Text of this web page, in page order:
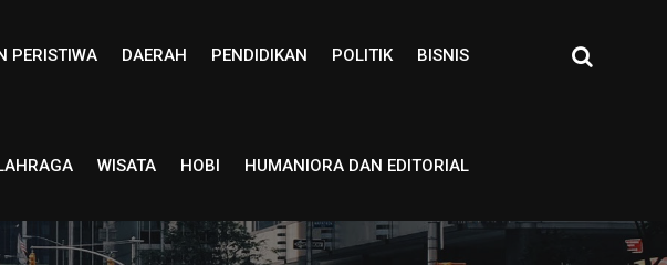
PERISTIWA DAERAH PENDIDIKAN POLITIK BISNIS
WISATA HOBI HUMANIORA DAN EDITORIAL